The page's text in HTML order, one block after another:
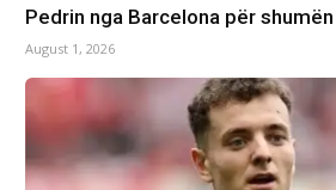
Pedrin nga Barcelona për
August 1, 2026